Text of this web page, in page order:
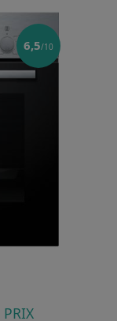
6,5/10